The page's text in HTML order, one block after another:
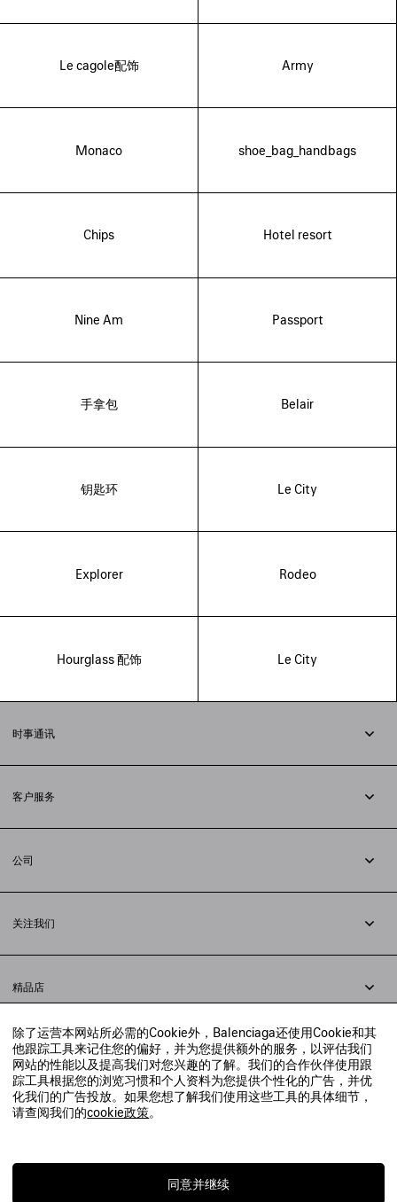
除了运营本网站所必需的Cookie外，Balenciaga还使用Cookie和其
他跟踪工具来记住您的偏好，并为您提供额外的服务，以评估我们
网站的性能以及提高我们对您兴趣的了解。我们的合作伙伴使用跟
踪工具根据您的浏览习惯和个人资料为您提供个性化的广告，并优
化我们的广告投放。如果您想了解我们使用这些工具的具体细节，
请查阅我们的cookie政策。
同意并继续
Le cagole配饰 Army
Monaco shoe_bag_handbags
Chips Hotel resort
Nine Am Passport
手拿包 Belair
钥匙环 Le City
Explorer Rodeo
Hourglass 配饰 Le City
时事通讯
客户服务
配送方式
支付
常见问题解答
公司
法律问题
联合国世界粮食计划署
举报平台
关注我们
小红书
精品店
寻找附近的精品店
实时聊天客服
发送邮件
我们将在24小时内给予回复
联系我们：400-610-6018
© 2020 巴黎世家贸易（上海）有限公司